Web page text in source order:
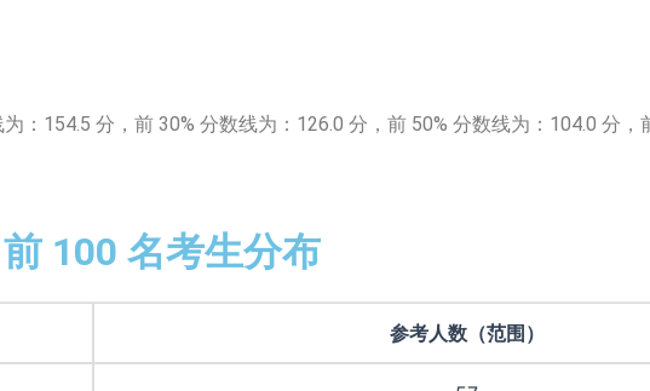
154.5 分，前 30% 分数线为：126.0 分，前 50% 分数线为：104.0 分，
前 100 名考生分布
参考人数（范围）